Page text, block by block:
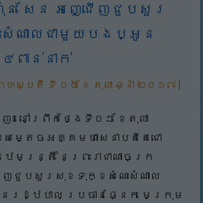
ន សែន អញ្ជើញជួបសួរ
សំណាលជាមួយបងប្អូន
ពាន់នាក់
ហស្បតិ៍ ទី ០៥ ខែ តុលា ឆ្នាំ ២០១៧
ញ៖ នៅព្រឹកថ្ងៃទី០១ ខែតុលា
សម្តេចអគ្គមហាសេនាបតីតេជោ
មន្រ្តី នៃព្រះរាជាណាចក្រ
ញជួបសួរសុខទុក្ខសំណេះសំណាល
រដ្ឋបាល ប្រធានផ្នែក មេក្រុម